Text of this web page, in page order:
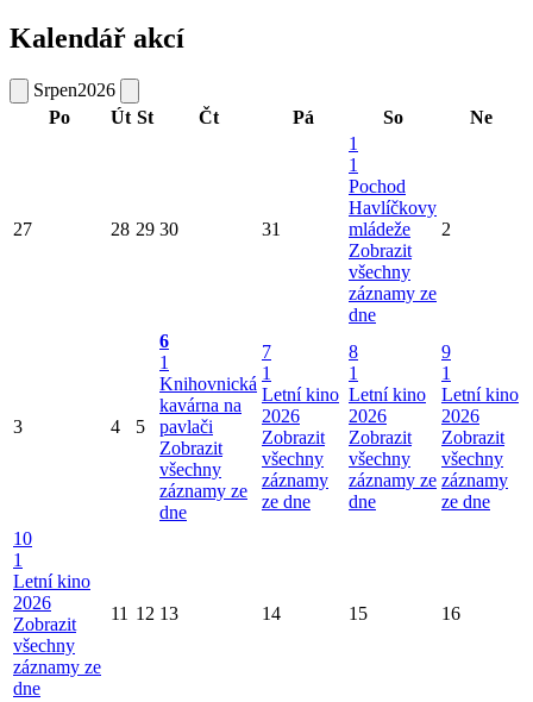
Kalendář akcí
Srpen2026
Po
Út St Čt Pá So Ne
27 28 29 30 31
1
1
Pochod
Havlíčkovy
mládeže
Zobrazit
všechny
záznamy ze
dne
2
3 4 5
6
1
Knihovnická
kavárna na
pavlači
Zobrazit
všechny
záznamy ze
dne
7
1
Letní kino
2026
Zobrazit
všechny
záznamy
ze dne
8
1
Letní kino
2026
Zobrazit
všechny
záznamy ze
dne
9
1
Letní kino
2026
Zobrazit
všechny
záznamy
ze dne
10
1
Letní kino
2026
Zobrazit
všechny
záznamy ze
dne
11 12 13 14 15 16